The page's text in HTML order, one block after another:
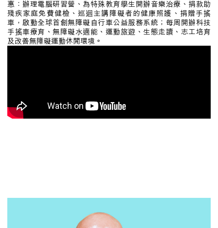
惠：辦理電腦研習營、為特殊教育學生開辦音樂治療、捐款助
殘疾家庭免費健檢、巡迴主講障礙者的健康照護、捐贈手搖
車，啟動全球首創無障礙自行車公益服務系統；每周開辦科技
手搖車療育、無障礙水適能、運動旅遊、生態走讀、志工培育
及改善無障礙運動休閒環境。